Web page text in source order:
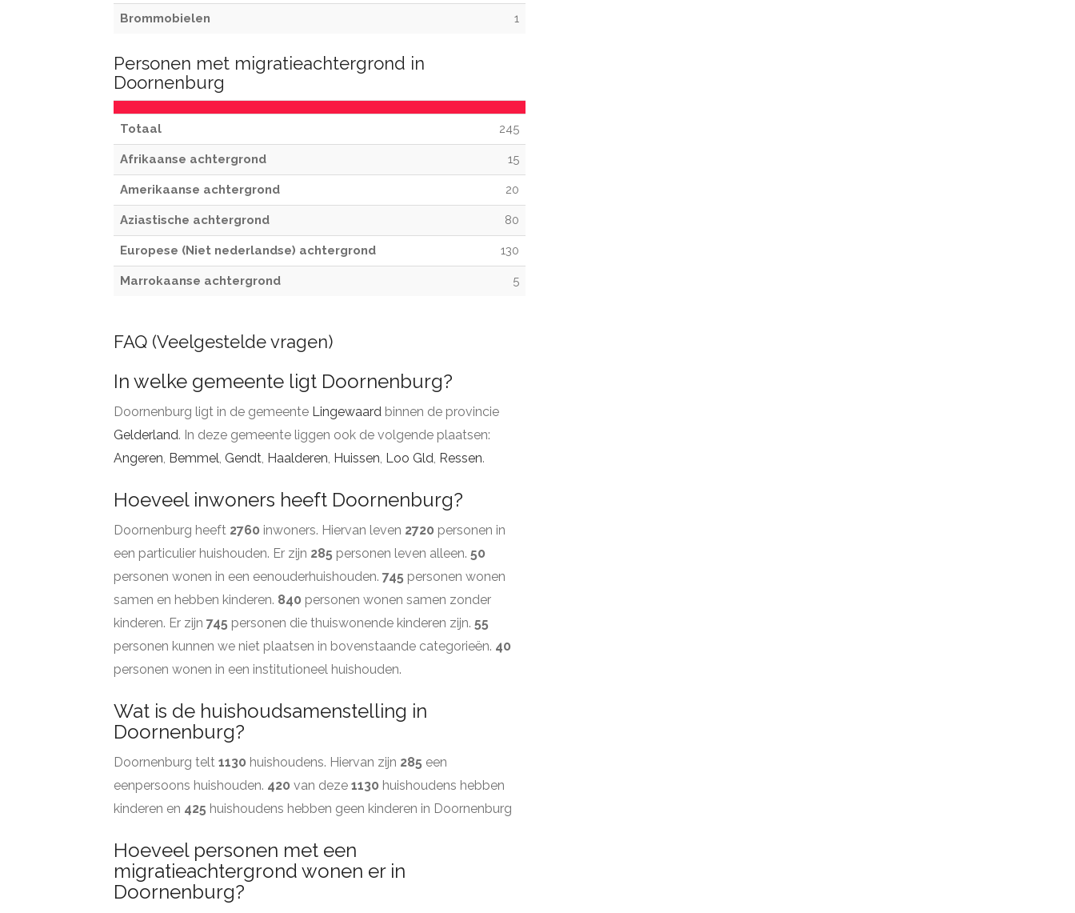
Brommobielen 1
Personen met migratieachtergrond in
Doornenburg
Totaal 245
Afrikaanse achtergrond 15
Amerikaanse achtergrond 20
Aziastische achtergrond 80
Europese (Niet nederlandse) achtergrond 130
Marrokaanse achtergrond 5
FAQ (Veelgestelde vragen)
In welke gemeente ligt Doornenburg?
Doornenburg ligt in de gemeente Lingewaard binnen de provincie
Gelderland. In deze gemeente liggen ook de volgende plaatsen:
Angeren, Bemmel, Gendt, Haalderen, Huissen, Loo Gld, Ressen.
Hoeveel inwoners heeft Doornenburg?
Doornenburg heeft 2760 inwoners. Hiervan leven 2720 personen in
een particulier huishouden. Er zijn 285 personen leven alleen. 50
personen wonen in een eenouderhuishouden. 745 personen wonen
samen en hebben kinderen. 840 personen wonen samen zonder
kinderen. Er zijn 745 personen die thuiswonende kinderen zijn. 55
personen kunnen we niet plaatsen in bovenstaande categorieën. 40
personen wonen in een institutioneel huishouden.
Wat is de huishoudsamenstelling in
Doornenburg?
Doornenburg telt 1130 huishoudens. Hiervan zijn 285 een
eenpersoons huishouden. 420 van deze 1130 huishoudens hebben
kinderen en 425 huishoudens hebben geen kinderen in Doornenburg
Hoeveel personen met een
migratieachtergrond wonen er in
Doornenburg?